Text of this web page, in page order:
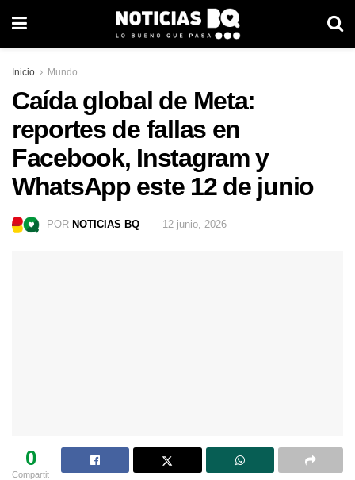
Inicio Mundo
Caída global de Meta:
reportes de fallas en
Facebook, Instagram y
WhatsApp este 12 de junio
POR NOTICIAS BQ 12 junio, 2026
0
Compartit